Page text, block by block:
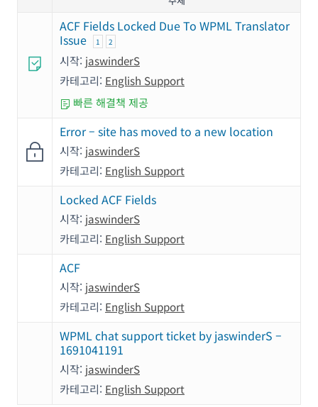
ACF Fields Locked Due To WPML Translator
Issue
1 2
시작: jaswinderS
카테고리: English Support
빠른 해결책 제공
Error – site has moved to a new location
시작: jaswinderS
카테고리: English Support
Locked ACF Fields
시작: jaswinderS
카테고리: English Support
ACF
시작: jaswinderS
카테고리: English Support
WPML chat support ticket by jaswinderS –
1691041191
시작: jaswinderS
카테고리: English Support